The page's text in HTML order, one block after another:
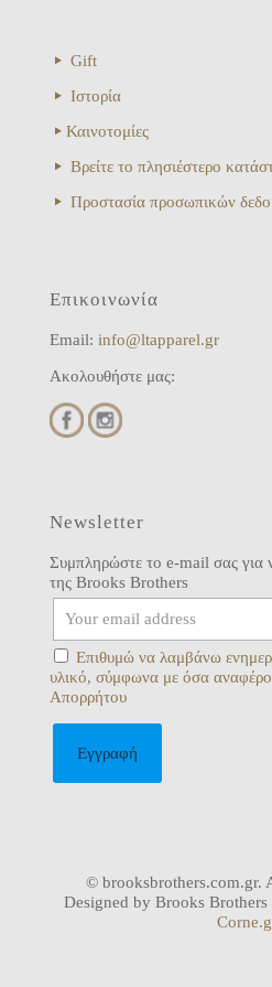
Gift
Ιστορία
Καινοτομίες
Βρείτε το πλησιέστερο
Προστασία προσωπικών
Επικοινωνία
Email: info@ltapparel.gr
Ακολουθήστε μας:
Newsletter
Συμπληρώστε το e-mail σας για
της Brooks Brothers
Επιθυμώ να λαμβάνω
υλικό, σύμφωνα με όσα
Απορρήτου
© brooksbrothers.com.gr.
Designed by Brooks